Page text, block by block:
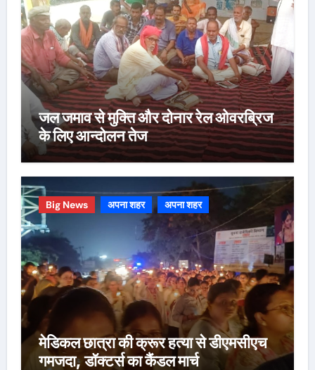
जल जमाव से मुक्ति और दोनार रेल ओवरब्रिज
के लिए आन्दोलन तेज
Big News अपना शहर अपना शहर
मेडिकल छात्रा की क्रूर हत्या से डीएमसीएच
गमजदा, डॉक्टर्स का कैंडल मार्च